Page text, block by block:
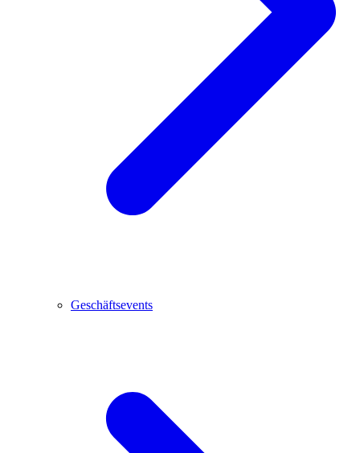
Geschäftsevents